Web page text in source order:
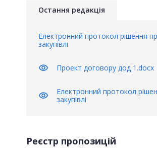
Остання редакція
Електронний протокол рішення
закупівлі
visibility Проект договору дод 1.docx
visibility
Електронний протокол
закупівлі
Реєстр пропозицій